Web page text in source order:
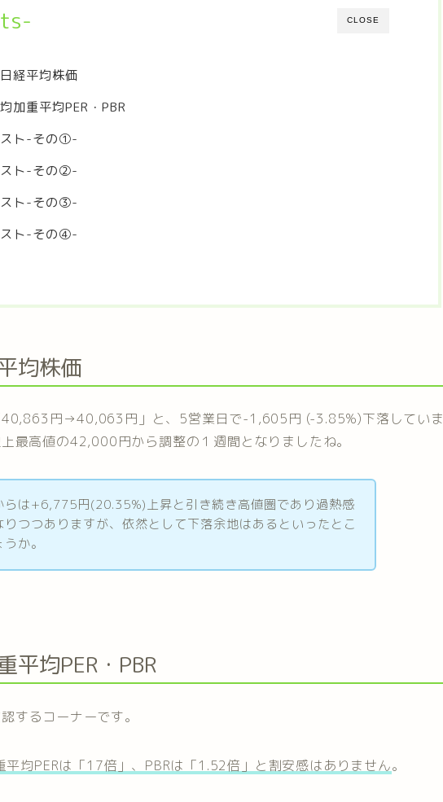
CLOSE
経平均株価
加重平均PER・PBR
ト-その①-
ト-その②-
ト-その③-
ト-その④-
均株価
40,863円→40,063円」と、5営業日で-1,605円 (-3.85%)下落していま
最高値の42,000円から調整の１週間となりましたね。
らは+6,775円(20.35%)上昇と引き続き高値圏であり過熱感
りつつありますが、依然として下落余地はあるといったとこ
か。
平均PER・PBR
するコーナーです。
平均PERは「17倍」、PBRは「1.52倍」と割安感はありません。